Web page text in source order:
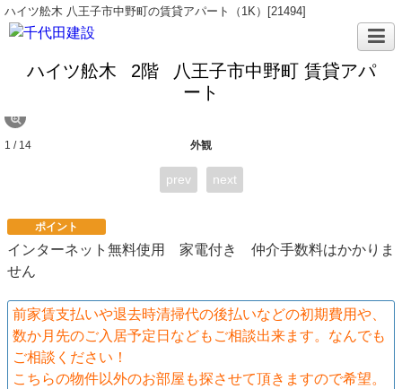
ハイツ舩木 八王子市中野町の賃貸アパート（1K）[21494]
ハイツ舩木 2階
八王子市中野町 賃貸アパ
ート
外観
1 / 14
prev next
ポイント
インターネット無料使用 家電付き 仲介手数料はかかりま
せん
前家賃支払いや退去時清掃代の後払いなどの初期費用や、
数か月先のご入居予定日などもご相談出来ます。なんでも
ご相談ください！
こちらの物件以外のお部屋も探させて頂きますので希望。